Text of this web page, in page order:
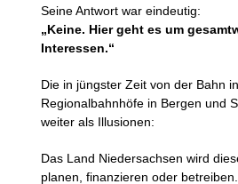
Seine Antwort war eindeutig:
„Keine. Hier geht es um
Interessen.“
Die in jüngster Zeit von der Bahn
Regionalbahnhöfe in Bergen und
weiter als Illusionen:
Das Land Niedersachsen wird
planen, finanzieren oder betreiben.